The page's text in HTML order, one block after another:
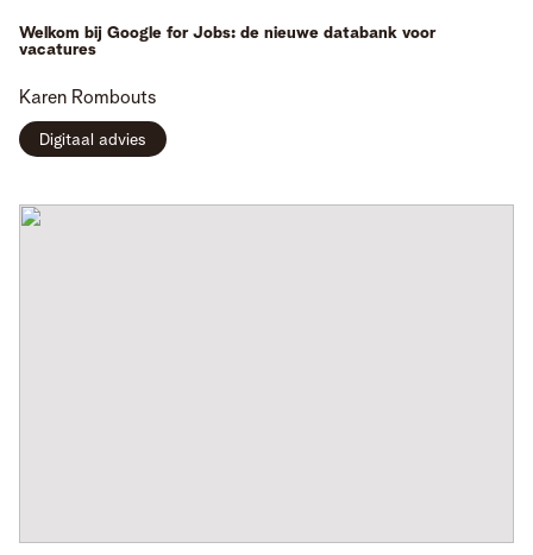
Welkom bij Google for Jobs: de nieuwe databank voor
vacatures
Karen Rombouts
Digitaal advies